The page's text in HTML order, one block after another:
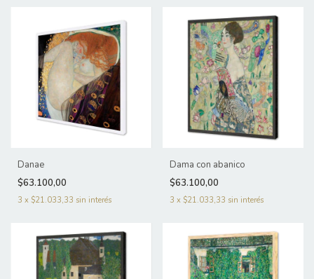
Danae
$63.100,00
3 x $21.033,33 sin interés
Dama con abanico
$63.100,00
3 x $21.033,33 sin interés